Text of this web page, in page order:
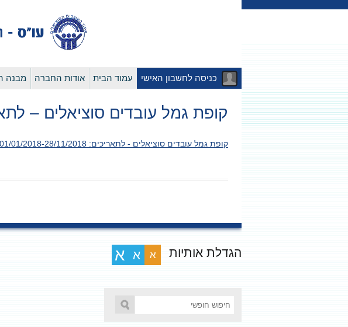
כניסה לחשבון האישי עמוד הבית אודות החברה מבנה
קופת גמל עובדים סוציאלים – לתאריכים: 01/01/
קופת גמל עובדים סוציאלים - לתאריכים: 01/01/2018-28/11/2018
הגדלת אותיות א א א